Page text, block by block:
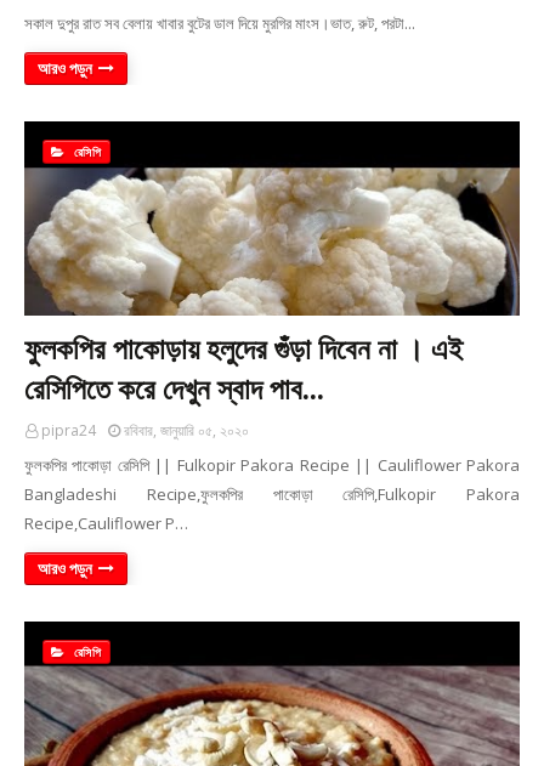
সকাল দুপুর রাত সব বেলায় খাবার বুটের ডাল দিয়ে মুরগির মাংস।ভাত, রুট, পরটা...
আরও পড়ুন
রেসিপি
ফুলকপির পাকোড়ায় হলুদের গুঁড়া দিবেন না । এই
রেসিপিতে করে দেখুন স্বাদ পাব...
pipra24 রবিবার, জানুয়ারি ০৫, ২০২০
ফুলকপির পাকোড়া রেসিপি || Fulkopir Pakora Recipe || Cauliflower Pakora
Bangladeshi Recipe,ফুলকপির পাকোড়া রেসিপি,Fulkopir Pakora
Recipe,Cauliflower P…
আরও পড়ুন
রেসিপি